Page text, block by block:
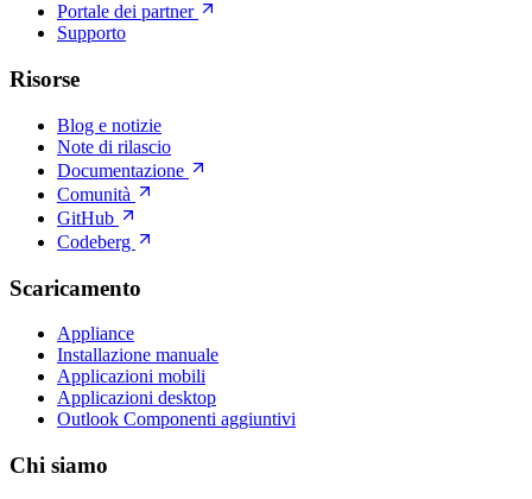
Portale dei partner
Supporto
Risorse
Blog e notizie
Note di rilascio
Documentazione
Comunità
GitHub
Codeberg
Scaricamento
Appliance
Installazione manuale
Applicazioni mobili
Applicazioni desktop
Outlook Componenti aggiuntivi
Chi siamo